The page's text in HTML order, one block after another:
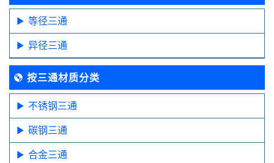
等径三通
异径三通
按三通材质分类
不锈钢三通
碳钢三通
合金三通